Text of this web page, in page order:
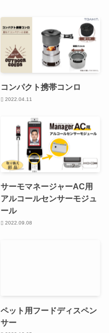
コンパクト携帯コンロ
2022.04.11
サーモマネージャーAC用
アルコールセンサーモジュ
ール
2022.09.08
ペット用フードディスペン
サー